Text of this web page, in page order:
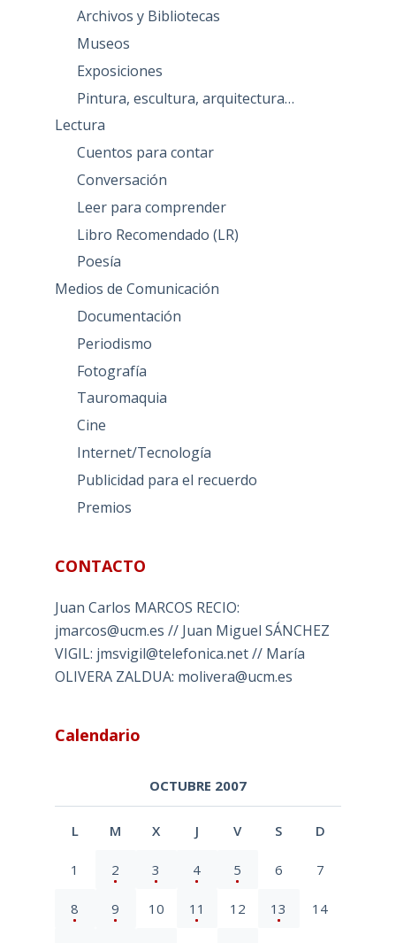
Archivos y Bibliotecas
Museos
Exposiciones
Pintura, escultura, arquitectura…
Lectura
Cuentos para contar
Conversación
Leer para comprender
Libro Recomendado (LR)
Poesía
Medios de Comunicación
Documentación
Periodismo
Fotografía
Tauromaquia
Cine
Internet/Tecnología
Publicidad para el recuerdo
Premios
CONTACTO
Juan Carlos MARCOS RECIO:
jmarcos@ucm.es // Juan Miguel SÁNCHEZ
VIGIL: jmsvigil@telefonica.net // María
OLIVERA ZALDUA: molivera@ucm.es
Calendario
OCTUBRE 2007
L M X J V S D
1 2 3 4 5 6 7
8 9 10 11 12 13 14